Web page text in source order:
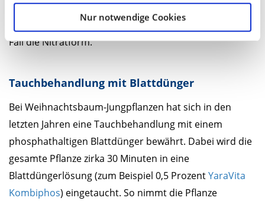
Nur notwendige Cookies
zur Verfügung stehen. Daher wählt man ab Ende
September bis Mitte Oktober beim Stickstoff auf jeden
Fall die Nitratform.
Tauchbehandlung mit Blattdünger
Bei Weihnachtsbaum-Jungpflanzen hat sich in den
letzten Jahren eine Tauchbehandlung mit einem
phosphathaltigen Blattdünger bewährt. Dabei wird die
gesamte Pflanze zirka 30 Minuten in eine
Blattdüngerlösung (zum Beispiel 0,5 ProzentYaraVita
Kombiphos) eingetaucht. So nimmt die Pflanze